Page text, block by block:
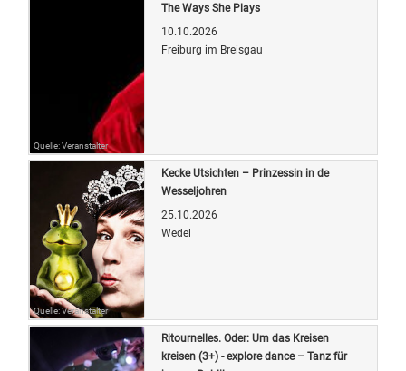
Quelle: Veranstalter
The Ways She Plays
10.10.2026
Freiburg im Breisgau
Quelle: Veranstalter
Kecke Utsichten – Prinzessin in de
Wesseljohren
25.10.2026
Wedel
Ritournelles. Oder: Um das Kreisen
kreisen (3+) - explore dance – Tanz für